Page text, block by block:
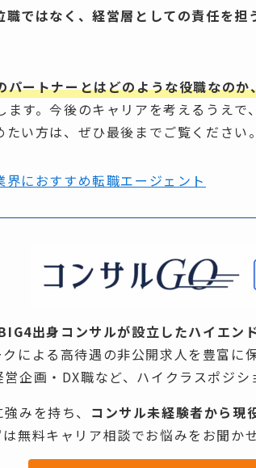
職ではなく、経営層としての責任を担
パートナーとはどのような役職なの
ます。今後のキャリアを考えるうえ
い方は、ぜひ最後までご覧ください。
界におすすめ転職エージェント
出身コンサルが設立したハイエン
に​よる​高待遇の​非公開求人を​豊富に​
企画・DX職など、​ハイクラスポジシ
みを​持ち、​ コンサル未経験者から現
無料キャリア相談で​お悩みを​お聞か​